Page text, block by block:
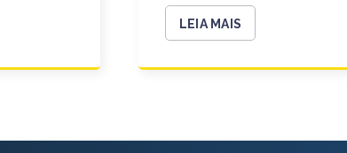
LEIA MAIS